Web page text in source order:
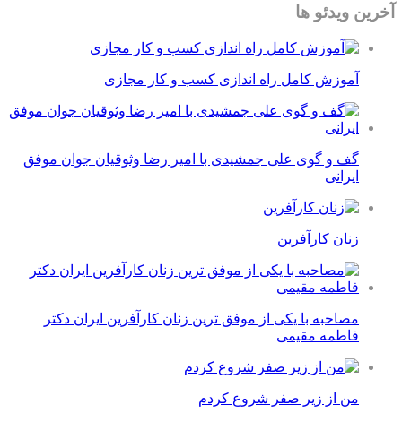
آخرین ویدئو ها
آموزش کامل راه اندازی کسب و کار مجازی
گف و گوی علی جمشیدی با امیر رضا وثوقیان جوان موفق
ایرانی
زنان کارآفرین
مصاحبه با یکی از موفق ترین زنان کارآفرین ایران دکتر
فاطمه مقیمی
من از زیر صفر شروع کردم